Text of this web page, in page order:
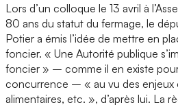
Lors d’un colloque le 13 avril à
80 ans du statut du fermage, le
Potier a émis l’idée de mettre en
foncier. « Une Autorité publique
foncier » – comme il en existe
concurrence – « au vu des enjeux
alimentaires, etc. », d’après lui. La